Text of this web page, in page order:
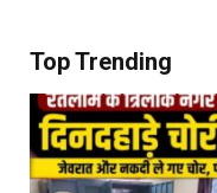
Top Trending